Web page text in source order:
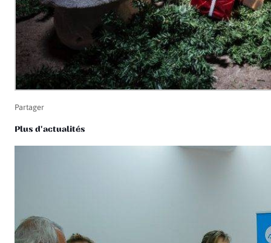
Partager
Plus d'actualités